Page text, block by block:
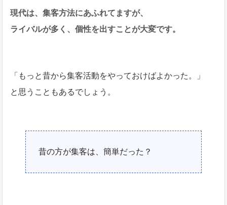
現代は、集客方法にあふれてますが、
ライバルが多く、個性を出すことが大変です。
「もっと昔から集客活動をやっておけばよかった。」
と思うこともあるでしょう。
昔の方が集客は、簡単だった？